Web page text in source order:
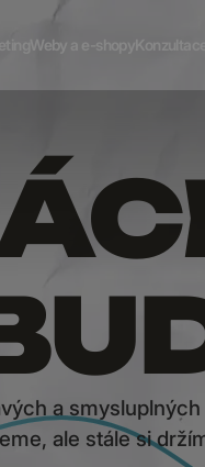
Weby a e-shopy
a
ale stále si